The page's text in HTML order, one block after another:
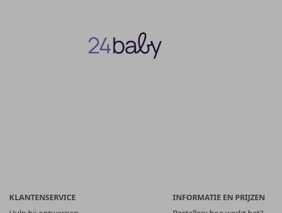
KLANTENSERVICE
INFORMATIE EN PRIJZEN